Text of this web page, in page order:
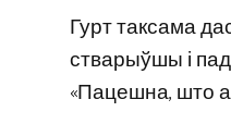
Гурт таксама
стварыўшы і
«Пацешна, што